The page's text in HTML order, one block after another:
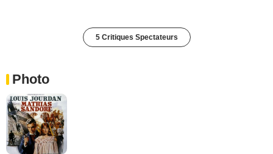
5 Critiques Spectateurs
Photo